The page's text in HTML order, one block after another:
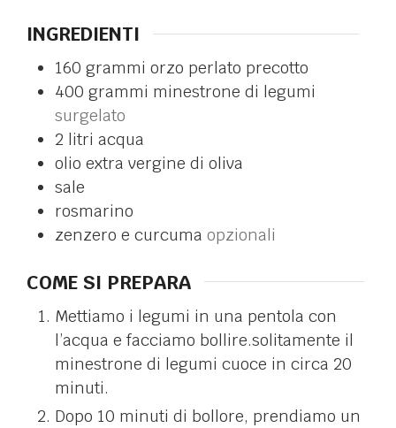
INGREDIENTI
160 grammi orzo perlato precotto
400 grammi minestrone di legumi
surgelato
2 litri acqua
olio extra vergine di oliva
sale
rosmarino
zenzero e curcuma opzionali
COME SI PREPARA
Mettiamo i legumi in una pentola con
l’acqua e facciamo bollire.solitamente il
minestrone di legumi cuoce in circa 20
minuti.
Dopo 10 minuti di bollore, prendiamo un